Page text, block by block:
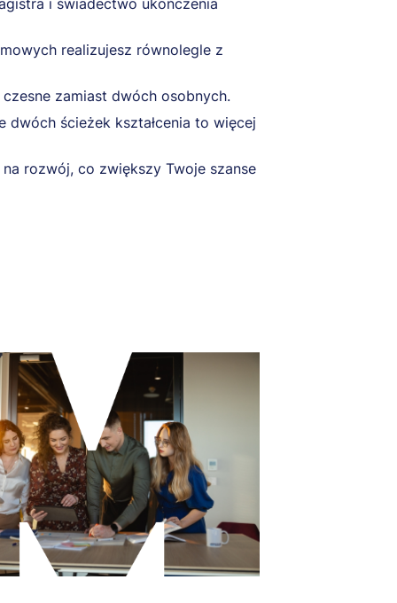
i świadectwo ukończenia
realizujesz równolegle z
zamiast dwóch osobnych.
dwóch ścieżek kształcenia to więcej
rozwój, co zwiększy Twoje szanse